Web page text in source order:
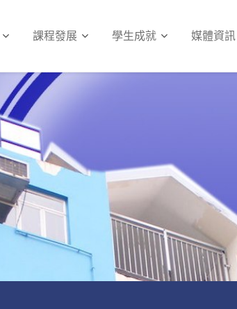
課程發展 學生成就 媒體資訊